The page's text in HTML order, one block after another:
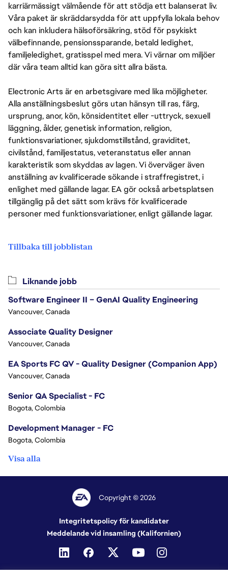
karriärmässigt välmående för att stödja ett balanserat liv.
Våra paket är skräddarsydda för att uppfylla lokala behov
och kan inkludera hälsoförsäkring, stöd för psykiskt
välbefinnande, pensionssparande, betald ledighet,
familjeledighet, gratisspel med mera. Vi värnar om miljöer
där våra team alltid kan göra sitt allra bästa.
Electronic Arts är en arbetsgivare med lika möjligheter.
Alla anställningsbeslut görs utan hänsyn till ras, färg,
ursprung, anor, kön, könsidentitet eller -uttryck, sexuell
läggning, ålder, genetisk information, religion,
funktionsvariationer, sjukdomstillstånd, graviditet,
civilstånd, familjestatus, veteranstatus eller annan
karakteristik som skyddas av lagen. Vi överväger även
anställning av kvalificerade sökande i straffregistret, i
enlighet med gällande lagar. EA gör också arbetsplatsen
tillgänglig på det sätt som krävs för kvalificerade
personer med funktionsvariationer, enligt gällande lagar.
Tillbaka till jobblistan
Liknande jobb
Software Engineer II – GenAI Quality Engineering
Vancouver, Canada
Associate Quality Designer
Vancouver, Canada
EA Sports FC QV - Quality Designer (Companion App)
Vancouver, Canada
Senior QA Specialist - FC
Bogota, Colombia
Development Manager - FC
Bogota, Colombia
Visa alla
Copyright © 2026
Integritetspolicy för kandidater
Meddelande vid insamling (Kalifornien)